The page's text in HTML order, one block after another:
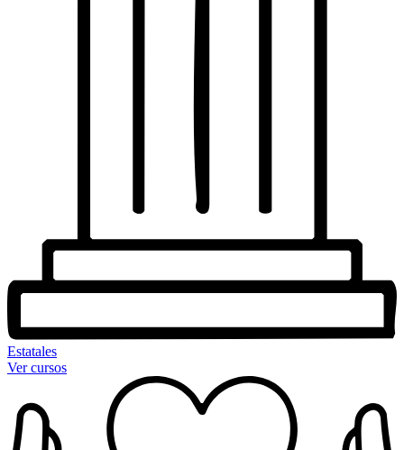
Estatales
Ver cursos